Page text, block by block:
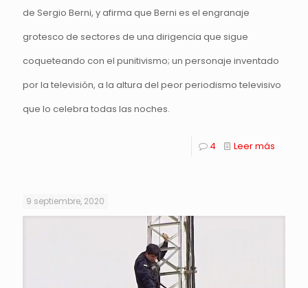
de Sergio Berni, y afirma que Berni es el engranaje
grotesco de sectores de una dirigencia que sigue
coqueteando con el punitivismo; un personaje inventado
por la televisión, a la altura del peor periodismo televisivo
que lo celebra todas las noches.
4 Leer más
9 septiembre, 2020